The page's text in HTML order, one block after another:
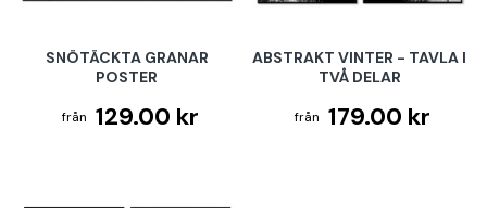
SNÖTÄCKTA GRANAR
POSTER
129.00 kr
ABSTRAKT VINTER - TAVLA I
TVÅ DELAR
179.00 kr